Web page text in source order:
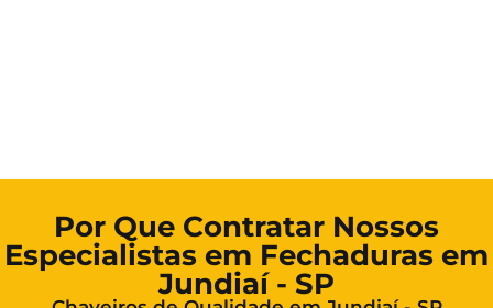
Por Que Contratar Nossos
Especialistas em Fechaduras em
Jundiaí - SP